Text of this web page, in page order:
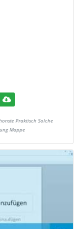
Praktisch Solche
Mappe